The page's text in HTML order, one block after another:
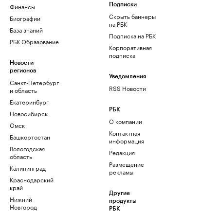
Финансы
Биографии
База знаний
РБК Образование
Новости
регионов
Санкт-Петербург
и область
Екатеринбург
Новосибирск
Омск
Башкортостан
Вологодская
область
Калининград
Краснодарский
край
Нижний
Новгород
Подписки
Скрыть баннеры
на РБК
Подписка на РБК
Корпоративная
подписка
Уведомления
RSS Новости
РБК
О компании
Контактная
информация
Редакция
Размещение
рекламы
Другие
продукты
РБК